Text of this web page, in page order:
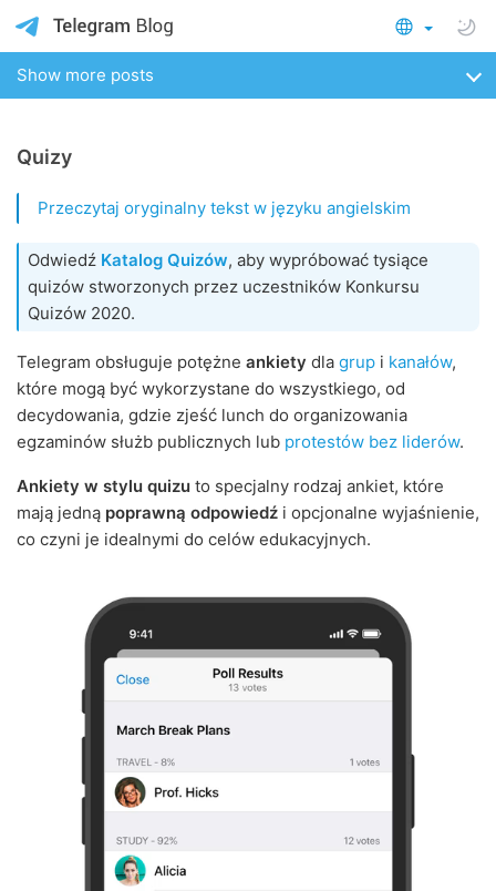
Show more posts
Quizy
Przeczytaj oryginalny tekst w języku angielskim
Odwiedź Katalog Quizów, aby wypróbować tysiące
quizów stworzonych przez uczestników Konkursu
Quizów 2020.
Telegram obsługuje potężne ankiety dla grup i kanałów,
które mogą być wykorzystane do wszystkiego, od
decydowania, gdzie zjeść lunch do organizowania
egzaminów służb publicznych lub protestów bez liderów.
Ankiety w stylu quizu to specjalny rodzaj ankiet, które
mają jedną poprawną odpowiedź i opcjonalne wyjaśnienie,
co czyni je idealnymi do celów edukacyjnych.